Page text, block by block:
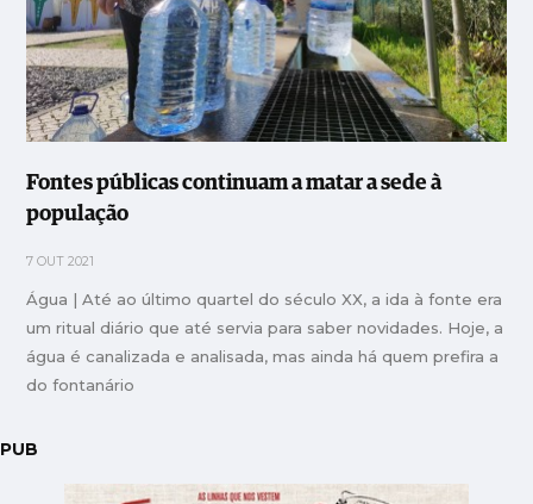
Fontes públicas continuam a matar a sede à
população
7 OUT 2021
Água | Até ao último quartel do século XX, a ida à fonte era
um ritual diário que até servia para saber novidades. Hoje, a
água é canalizada e analisada, mas ainda há quem prefira a
do fontanário
PUB